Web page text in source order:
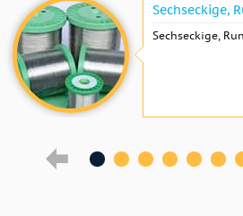
Sechseckige,
Sechseckige,